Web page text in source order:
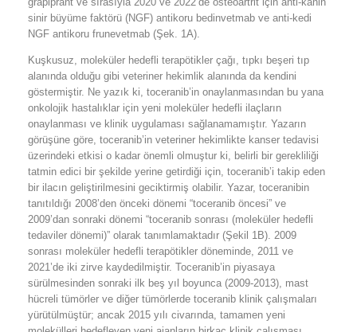
sinir büyüme faktörü (NGF) antikoru bedinvetmab ve anti-kedi
NGF antikoru frunevetmab (Şek. 1A).
Kuşkusuz, moleküler hedefli terapötikler çağı, tıpkı beşeri tıp
alanında olduğu gibi veteriner hekimlik alanında da kendini
göstermiştir. Ne yazık ki, toceranib’in onaylanmasından bu yana
onkolojik hastalıklar için yeni moleküler hedefli ilaçların
onaylanması ve klinik uygulaması sağlanamamıştır. Yazarın
görüşüne göre, toceranib’in veteriner hekimlikte kanser tedavisi
üzerindeki etkisi o kadar önemli olmuştur ki, belirli bir gerekliliği
tatmin edici bir şekilde yerine getirdiği için, toceranib’i takip eden
bir ilacın geliştirilmesini geciktirmiş olabilir. Yazar, toceranibin
tanıtıldığı 2008’den önceki dönemi “toceranib öncesi” ve
2009’dan sonraki dönemi “toceranib sonrası (moleküler hedefli
tedaviler dönemi)” olarak tanımlamaktadır (Şekil 1B). 2009
sonrası moleküler hedefli terapötikler döneminde, 2011 ve
2021’de iki zirve kaydedilmiştir. Toceranib’in piyasaya
sürülmesinden sonraki ilk beş yıl boyunca (2009-2013), mast
hücreli tümörler ve diğer tümörlerde toceranib klinik çalışmaları
yürütülmüştür; ancak 2015 yılı civarında, tamamen yeni